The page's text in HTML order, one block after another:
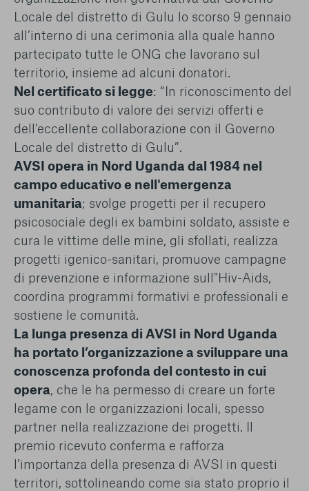
conto del fatto che il blocco di alcuni cookie può
condizionare l’esperienza sulla Piattaforma e il suo
funzionamento. Premendo “Conferma le mie scelte”, la
selezione relativa ai cookie effettuata verrà salvata. Se non è
stata selezionata alcuna opzione, premere questo pulsante
equivarrà a rifiutare tutti i cookie. Per ulteriori informazioni, è
possibile consultare la nostraUlteriori informazioni
Cookie strettamente necessari
Cookie di analisi
Cookies di marketing
Locale del distretto di Gulu lo scorso 9 gennaio
all’interno di una cerimonia alla quale hanno
partecipato tutte le ONG che lavorano sul
territorio, insieme ad alcuni donatori.
Nel certificato si legge: “In riconoscimento del
suo contributo di valore dei servizi offerti e
dell’eccellente collaborazione con il Governo
Locale del distretto di Gulu”.
AVSI opera in Nord Uganda dal 1984 nel
campo educativo e nell'emergenza
umanitaria; svolge progetti per il recupero
psicosociale degli ex bambini soldato, assiste e
cura le vittime delle mine, gli sfollati, realizza
progetti igenico-sanitari, promuove campagne
di prevenzione e informazione sull"Hiv-Aids,
coordina programmi formativi e professionali e
sostiene le comunità.
La lunga presenza di AVSI in Nord Uganda
ha portato l’organizzazione a sviluppare una
conoscenza profonda del contesto in cui
opera, che le ha permesso di creare un forte
legame con le organizzazioni locali, spesso
partner nella realizzazione dei progetti. Il
premio ricevuto conferma e rafforza
l’importanza della presenza di AVSI in questi
territori, sottolineando come sia stato proprio il